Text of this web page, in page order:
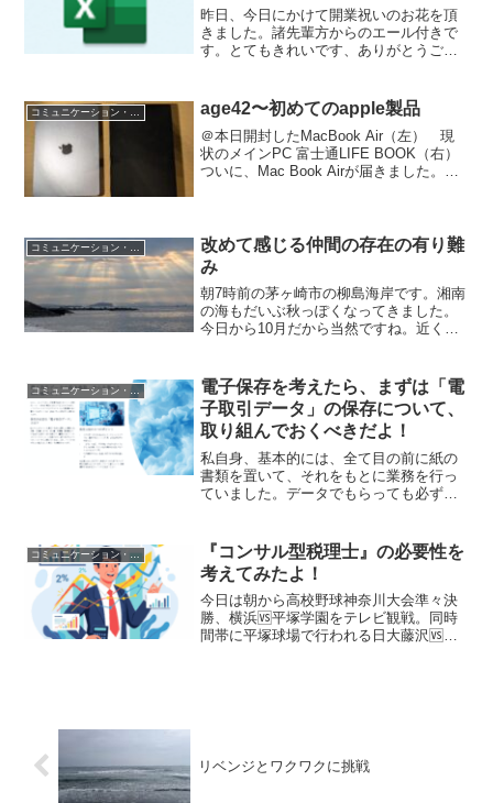
昨日、今日にかけて開業祝いのお花を頂
きました。諸先輩方からのエール付きで
す。とてもきれいです、ありがとうござ
で、写真をあげさせていただきました。
Excelセミナーへ参加...
age42〜初めてのapple製品
＠本日開封したMacBook Air（左） 現
状のメインPC 富士通LIFE BOOK（右）
ついに、Mac Book Airが届きました。果
コミュニケーション・仕事術
改めて感じる仲間の存在の有り難
み
朝7時前の茅ヶ崎市の柳島海岸です。湘南
の海もだいぶ秋っぽくなってきました。
今日から10月だから当然ですね。近くの
円です(^^;)最近、事務所の近くにある高
座豚のメン...
電子保存を考えたら、まずは「電
子取引データ」の保存について、
取り組んでおくべきだよ！
私自身、基本的には、全て目の前に紙の
書類を置いて、それをもとに業務を行っ
ていました。データでもらっても必ず印
りはありません。ただ、いつからか書類
と仕事をすることが税理士...
コミュニケーション・仕事術
『コンサル型税理士』の必要性を
考えてみたよ！
今日は朝から高校野球神奈川大会準々決
勝、横浜🆚平塚学園をテレビ観戦。同時
間帯に平塚球場で行われる日大藤沢🆚向
リベンジとワクワクに挑戦